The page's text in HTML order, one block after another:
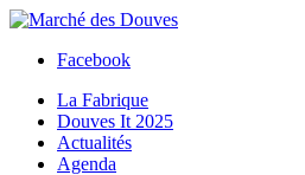
Facebook
La Fabrique
Douves It 2025
Actualités
Agenda